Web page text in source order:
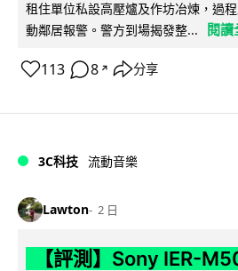
租住單位私設高壓爐及作坊冶煉，過
動鄰居報警。警方到場揭發整...
閱讀
113 8 ↗ 分享
3C科技 流動音樂
Lawton 2 日
【評測】Sony IER-